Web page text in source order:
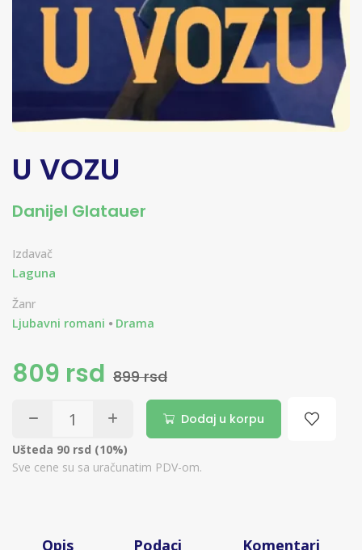
U VOZU
Danijel Glatauer
Izdavač
Laguna
Žanr
Ljubavni romani
Drama
809 rsd 899 rsd
Dodaj u korpu
Ušteda 90 rsd (10%)
Sve cene su sa uračunatim PDV-om.
Opis Podaci Komentari